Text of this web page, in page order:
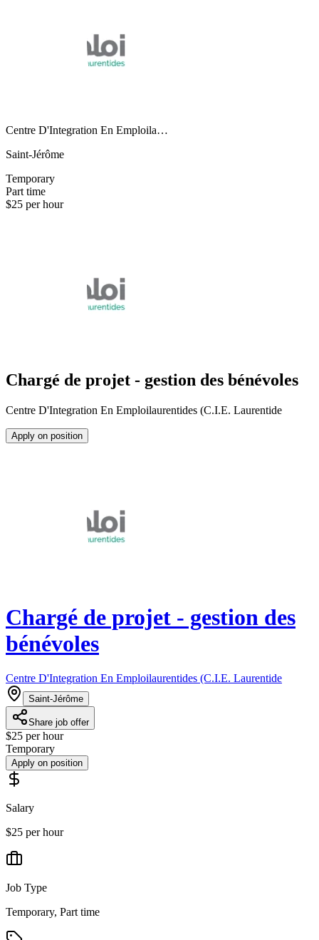
Centre D'Integration En Emploila…
Saint-Jérôme
Temporary
Part time
$25 per hour
Chargé de projet - gestion des bénévoles
Centre D'Integration En Emploilaurentides (C.I.E. Laurentide
Apply on position
Chargé de projet - gestion des
bénévoles
Centre D'Integration En Emploilaurentides (C.I.E. Laurentide
Saint-Jérôme
Share job offer
$25 per hour
Temporary
Apply on position
Salary
$25 per hour
Job Type
Temporary, Part time